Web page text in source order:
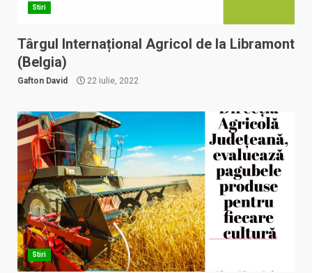
Stiri
Târgul Internațional Agricol de la Libramont
(Belgia)
Gafton David 22 iulie, 2022
Stiri